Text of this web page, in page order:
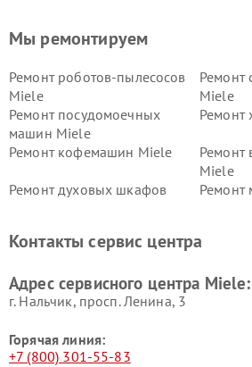
Мы ремонтируем
Ремонт роботов-пылесосов
Miele
Ремонт
Miele
Ремонт посудомоечных
машин Miele
Ремонт
Ремонт кофемашин Miele
Ремонт
Miele
Ремонт духовых шкафов
Ремонт
Miele
Miele
Контакты сервис центра
Адрес сервисного центра Miele:
г. Нальчик, просп. Ленина, 3
Горячая линия:
+7 (800) 301-55-83